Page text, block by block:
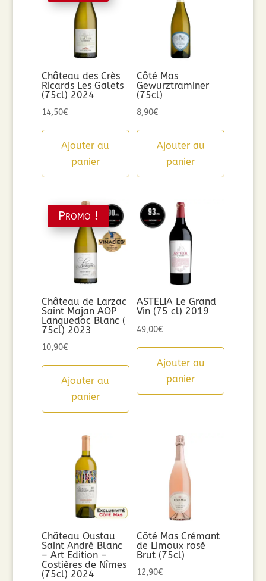
Château des Crès
Ricards Les Galets
(75cl) 2024
14,50€
Ajouter au
panier
Côté Mas
Gewurztraminer
(75cl)
8,90€
Ajouter au
panier
Promo !
Château de Larzac
Saint Majan AOP
Languedoc Blanc (
75cl) 2023
10,90€
Ajouter au
panier
ASTELIA Le Grand
Vin (75 cl) 2019
49,00€
Ajouter au
panier
Château Oustau
Saint André Blanc
– Art Edition –
Costières de Nîmes
(75cl) 2024
Côté Mas Crémant
de Limoux rosé
Brut (75cl)
12,90€